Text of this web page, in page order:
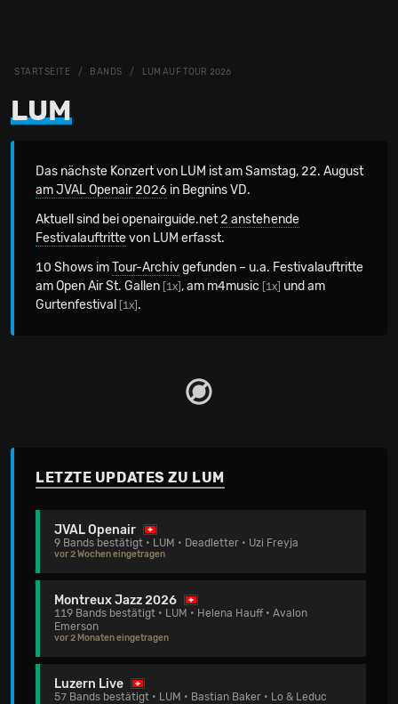
STARTSEITE BANDS LUM AUF TOUR 2026
LUM
Das nächste Konzert von LUM ist am Samstag, 22. August
am JVAL Openair 2026 in Begnins VD.
Aktuell sind bei openairguide.net2 anstehende
Festivalauftrittevon LUM erfasst.
10 Shows imTour-Archivgefunden – u.a. Festivalauftritte
am Open Air St. Gallen [1x] , am m4music [1x] und am
Gurtenfestival
[1x] .
LETZTE UPDATES ZU LUM
JVAL Openair
9 Bands bestätigt • LUM • Deadletter • Uzi Freyja
vor 2 Wochen eingetragen
Montreux Jazz 2026
119 Bands bestätigt • LUM • Helena Hauff • Avalon
Emerson
vor 2 Monaten eingetragen
Luzern Live
57 Bands bestätigt • LUM • Bastian Baker • Lo & Leduc